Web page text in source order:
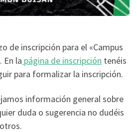
de inscripción para el «Campus
En la página de inscripción tenéis
para formalizar la inscripción.
información general sobre
duda o sugerencia no dudéis